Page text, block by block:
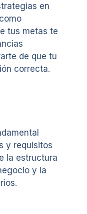
en
tus metas te
de que tu
correcta.
y requisitos
la estructura
y la